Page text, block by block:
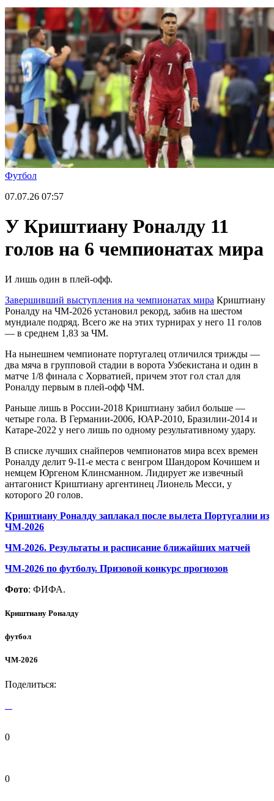
Футбол
07.07.26 07:57
У Криштиану Роналду 11
голов на 6 чемпионатах мира
И лишь один в плей-офф.
Завершивший выступления на чемпионатах мира Криштиану
Роналду на ЧМ-2026 установил рекорд, забив на шестом
мундиале подряд. Всего же на этих турнирах у него 11 голов
— в среднем 1,83 за ЧМ.
На нынешнем чемпионате португалец отличился трижды —
два мяча в групповой стадии в ворота Узбекистана и один в
матче 1/8 финала с Хорватией, причем этот гол стал для
Роналду первым в плей-офф ЧМ.
Раньше лишь в России-2018 Криштиану забил больше —
четыре гола. В Германии-2006, ЮАР-2010, Бразилии-2014 и
Катаре-2022 у него лишь по одному результативному удару.
В списке лучших снайперов чемпионатов мира всех времен
Роналду делит 9-11-е места с венгром Шандором Кочишем и
немцем Юргеном Клинсманном. Лидирует же извечный
антагонист Криштиану аргентинец Лионель Месси, у
которого 20 голов.
Криштиану Роналду заплакал после вылета Португалии из
ЧМ-2026
ЧМ-2026. Результаты и расписание ближайших матчей
ЧМ-2026 по футболу. Призовой конкурс прогнозов
Фото: ФИФА.
Криштиану Роналду
футбол
ЧМ-2026
Поделиться:
0
0